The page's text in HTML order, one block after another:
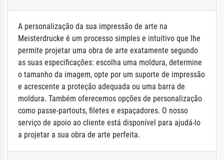
A personalização da sua impressão de arte na
Meisterdrucke é um processo simples e intuitivo que lhe
permite projetar uma obra de arte exatamente segundo
as suas especificações: escolha uma moldura, determine
o tamanho da imagem, opte por um suporte de impressão
e acrescente a proteção adequada ou uma barra de
moldura. Também oferecemos opções de personalização
como passe-partouts, filetes e espaçadores. O nosso
serviço de apoio ao cliente está disponível para ajudá-lo
a projetar a sua obra de arte perfeita.